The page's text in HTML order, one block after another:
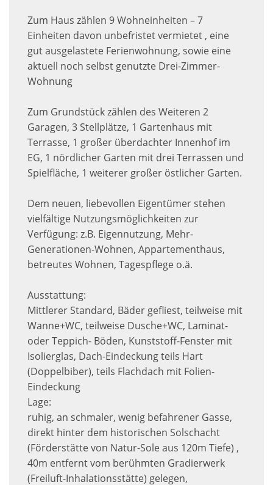
Zum Haus zählen 9 Wohneinheiten – 7
Einheiten davon unbefristet vermietet , eine
gut ausgelastete Ferienwohnung, sowie eine
aktuell noch selbst genutzte Drei-Zimmer-
Wohnung
Zum Grundstück zählen des Weiteren 2
Garagen, 3 Stellplätze, 1 Gartenhaus mit
Terrasse, 1 großer überdachter Innenhof im
EG, 1 nördlicher Garten mit drei Terrassen und
Spielfläche, 1 weiterer großer östlicher Garten.
Dem neuen, liebevollen Eigentümer stehen
vielfältige Nutzungsmöglichkeiten zur
Verfügung: z.B. Eigennutzung, Mehr-
Generationen-Wohnen, Appartementhaus,
betreutes Wohnen, Tagespflege o.ä.
Ausstattung:
Mittlerer Standard, Bäder gefliest, teilweise mit
Wanne+WC, teilweise Dusche+WC, Laminat-
oder Teppich- Böden, Kunststoff-Fenster mit
Isolierglas, Dach-Eindeckung teils Hart
(Doppelbiber), teils Flachdach mit Folien-
Eindeckung
Lage:
ruhig, an schmaler, wenig befahrener Gasse,
direkt hinter dem historischen Solschacht
(Förderstätte von Natur-Sole aus 120m Tiefe) ,
40m entfernt vom berühmten Gradierwerk
(Freiluft-Inhalationsstätte) gelegen,